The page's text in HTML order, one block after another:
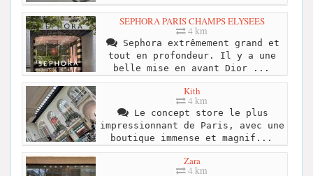
SEPHORA PARIS CHAMPS ELYSEES
4 km
Sephora extrêmement grand et
tout en profondeur. Il y a une
belle mise en avant Dior ...
Kith
4 km
Le concept store le plus
impressionnant de Paris, avec une
boutique immense et magnif...
Zara
4 km